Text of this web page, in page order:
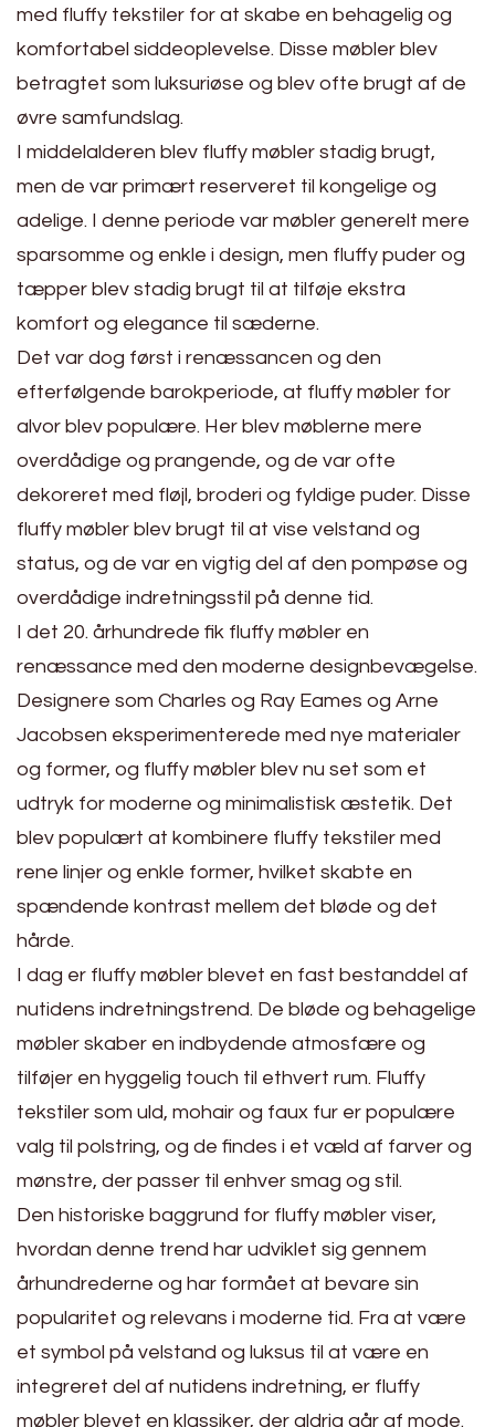
med fluffy tekstiler for at skabe en behagelig og
komfortabel siddeoplevelse. Disse møbler blev
betragtet som luksuriøse og blev ofte brugt af de
øvre samfundslag.
I middelalderen blev fluffy møbler stadig brugt,
men de var primært reserveret til kongelige og
adelige. I denne periode var møbler generelt mere
sparsomme og enkle i design, men fluffy puder og
tæpper blev stadig brugt til at tilføje ekstra
komfort og elegance til sæderne.
Det var dog først i renæssancen og den
efterfølgende barokperiode, at fluffy møbler for
alvor blev populære. Her blev møblerne mere
overdådige og prangende, og de var ofte
dekoreret med fløjl, broderi og fyldige puder. Disse
fluffy møbler blev brugt til at vise velstand og
status, og de var en vigtig del af den pompøse og
overdådige indretningsstil på denne tid.
I det 20. århundrede fik fluffy møbler en
renæssance med den moderne designbevægelse.
Designere som Charles og Ray Eames og Arne
Jacobsen eksperimenterede med nye materialer
og former, og fluffy møbler blev nu set som et
udtryk for moderne og minimalistisk æstetik. Det
blev populært at kombinere fluffy tekstiler med
rene linjer og enkle former, hvilket skabte en
spændende kontrast mellem det bløde og det
hårde.
I dag er fluffy møbler blevet en fast bestanddel af
nutidens indretningstrend. De bløde og behagelige
møbler skaber en indbydende atmosfære og
tilføjer en hyggelig touch til ethvert rum. Fluffy
tekstiler som uld, mohair og faux fur er populære
valg til polstring, og de findes i et væld af farver og
mønstre, der passer til enhver smag og stil.
Den historiske baggrund for fluffy møbler viser,
hvordan denne trend har udviklet sig gennem
århundrederne og har formået at bevare sin
popularitet og relevans i moderne tid. Fra at være
et symbol på velstand og luksus til at være en
integreret del af nutidens indretning, er fluffy
møbler blevet en klassiker, der aldrig går af mode.